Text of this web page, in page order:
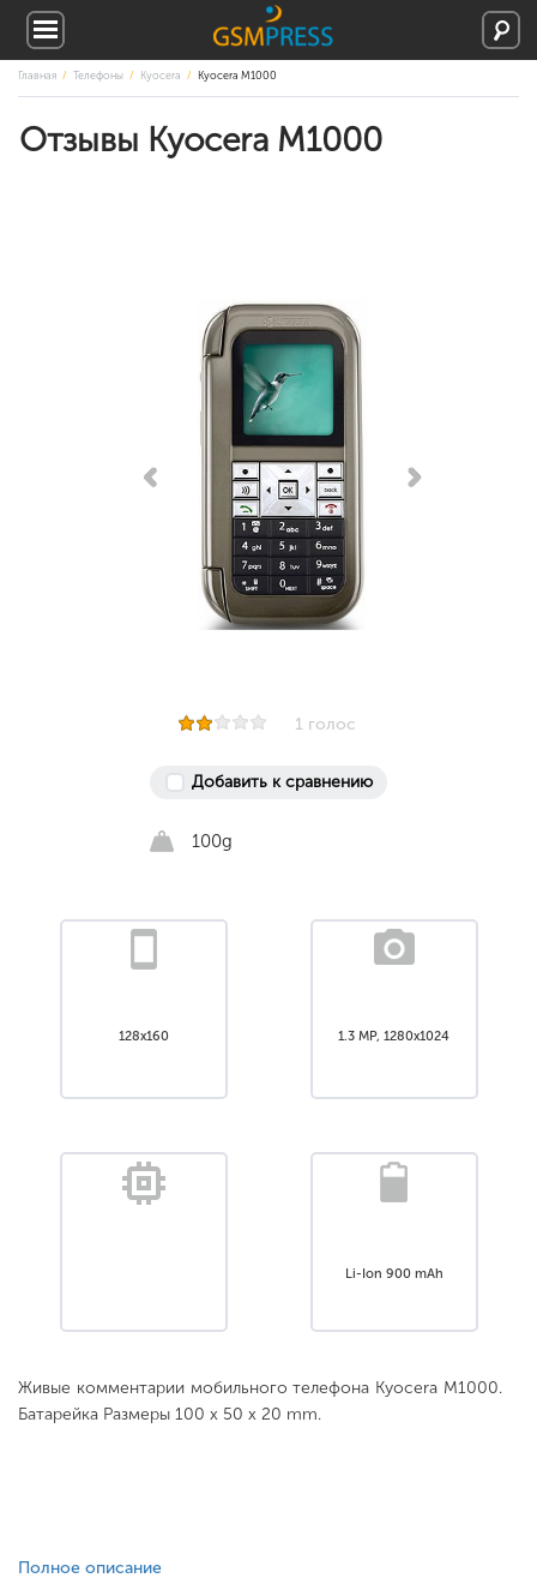
Главная Телефоны Kyocera Kyocera M1000
Отзывы Kyocera M1000
1 голос
Добавить к сравнению
100g
128x160 1.3 MP, 1280x1024
Li-Ion 900 mAh
Живые комментарии мобильного телефона Kyocera M1000.
Батарейка Размеры 100 x 50 x 20 mm.
Полное описание